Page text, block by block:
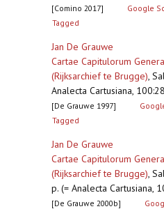
[Comino 2017] Google
Tagged
Jan De Grauwe
Cartae Capitulorum
(Rijksarchief te Brugge),
Analecta Cartusiana,
[De Grauwe 1997]
Tagged
Jan De Grauwe
Cartae Capitulorum
(Rijksarchief te Brugge),
p. (= Analecta Cartusiana,
[De Grauwe 2000b]